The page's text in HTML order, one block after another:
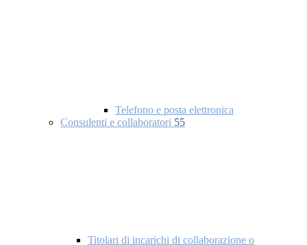
Telefono e posta elettronica
Consulenti e collaboratori 55
Titolari di incarichi di collaborazione o